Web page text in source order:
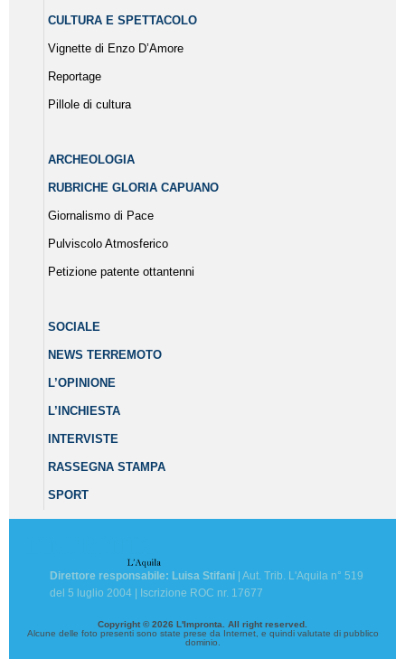
CULTURA E SPETTACOLO
Vignette di Enzo D’Amore
Reportage
Pillole di cultura
ARCHEOLOGIA
RUBRICHE GLORIA CAPUANO
Giornalismo di Pace
Pulviscolo Atmosferico
Petizione patente ottantenni
SOCIALE
NEWS TERREMOTO
L’OPINIONE
L’INCHIESTA
INTERVISTE
RASSEGNA STAMPA
SPORT
Direttore responsabile: Luisa Stifani | Aut. Trib. L'Aquila n° 519
del 5 luglio 2004 | Iscrizione ROC nr. 17677
Copyright © 2026 L'Impronta. All right reserved.
Alcune delle foto presenti sono state prese da Internet, e quindi valutate di pubblico
dominio.